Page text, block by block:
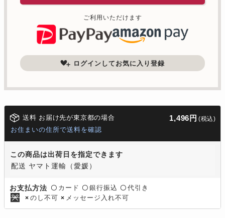
ご利用いただけます
ログインしてお気に入り登録
送料 お届け先が東京都の場合 1,496円 (税込)
お住まいの住所で送料を確認
この商品は出荷日を指定できます
配送 ヤマト運輸（愛媛）
お支払方法 〇 カード 〇 銀行振込 〇 代引き
× のし不可 × メッセージ入れ不可